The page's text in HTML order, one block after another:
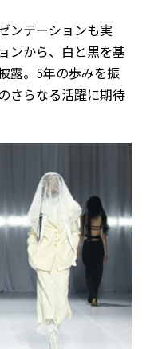
ンテーションも実
ンから、白と黒を基
露。5年の歩みを振
さらなる活躍に期待